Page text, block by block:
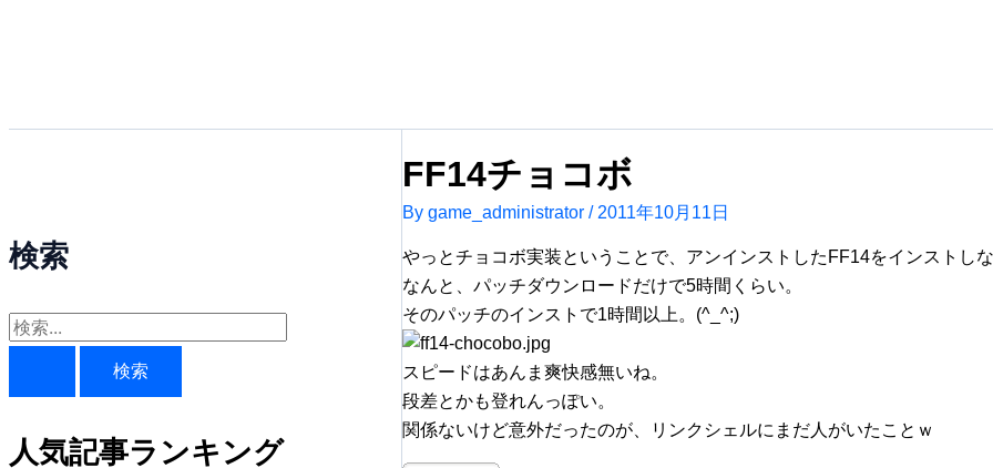
検索
検
対
象
人気記事ランキング
FF14チョコボ
By game_administrator / 2011年10月11日
やっとチョコボ実装ということで、アンインストしたFF14をインストしな
なんと、パッチダウンロードだけで5時間くらい。
そのパッチのインストで1時間以上。(^_^;)
スピードはあんま爽快感無いね。
段差とかも登れんっぽい。
関係ないけど意外だったのが、リンクシェルにまだ人がいたことｗ